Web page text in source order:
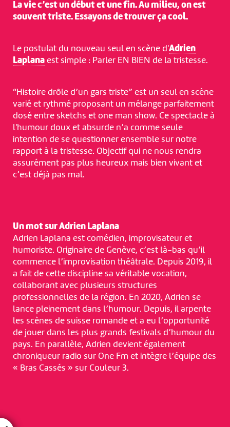
La vie c’est un début et une fin. Au milieu, on est
souvent triste. Essayons de trouver ça cool.
Le postulat du nouveau seul en scène d'Adrien
Laplanaest simple : Parler EN BIEN de la tristesse.
“Histoire drôle d’un gars triste” est un seul en scène
varié et rythmé proposant un mélange parfaitement
dosé entre sketchs et one man show. Ce spectacle à
l'humour doux et absurde n’a comme seule
intention de se questionner ensemble sur notre
rapport à la tristesse. Objectif qui ne nous rendra
assurément pas plus heureux mais bien vivant et
c’est déjà pas mal.
Un mot sur Adrien Laplana
Adrien Laplana est comédien, improvisateur et
humoriste. Originaire de Genève, c’est là-bas qu’il
commence l’improvisation théâtrale. Depuis 2019, il
a fait de cette discipline sa véritable vocation,
collaborant avec plusieurs structures
professionnelles de la région. En 2020, Adrien se
lance pleinement dans l’humour. Depuis, il arpente
les scènes de suisse romande et a eu l’opportunité
de jouer dans les plus grands festivals d’humour du
pays. En parallèle, Adrien devient également
chroniqueur radio sur One Fm et intègre l’équipe des
« Bras Cassés » sur Couleur 3.